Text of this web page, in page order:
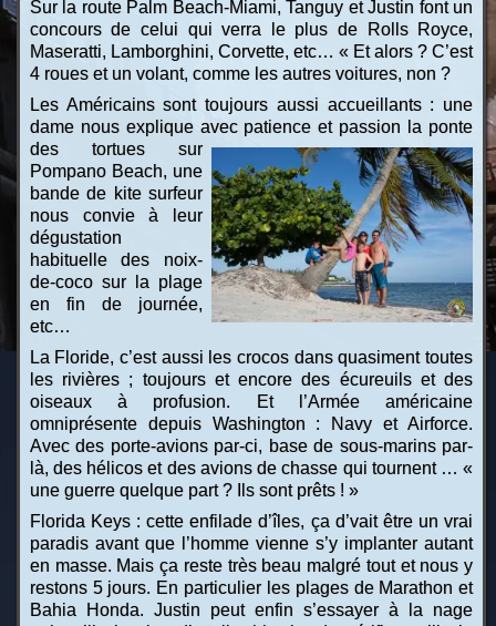
Sur la route Palm Beach-Miami, Tanguy et Justin font un
concours de celui qui verra le plus de Rolls Royce,
Maseratti, Lamborghini, Corvette, etc… « Et alors ? C’est
4 roues et un volant, comme les autres voitures, non ?
Les Américains sont toujours aussi accueillants : une
dame nous explique avec patience et passion la ponte
des tortues sur
Pompano Beach, une
bande de kite surfeur
nous convie à leur
dégustation
habituelle des noix-
de-coco sur la plage
en fin de journée,
etc…
La Floride, c’est aussi les crocos dans quasiment toutes
les rivières ; toujours et encore des écureuils et des
oiseaux à profusion. Et l’Armée américaine
omniprésente depuis Washington : Navy et Airforce.
Avec des porte-avions par-ci, base de sous-marins par-
là, des hélicos et des avions de chasse qui tournent … «
une guerre quelque part ? Ils sont prêts ! »
Florida Keys : cette enfilade d’îles, ça d’vait être un vrai
paradis avant que l’homme vienne s’y implanter autant
en masse. Mais ça reste très beau malgré tout et nous y
restons 5 jours. En particulier les plages de Marathon et
Bahia Honda. Justin peut enfin s’essayer à la nage